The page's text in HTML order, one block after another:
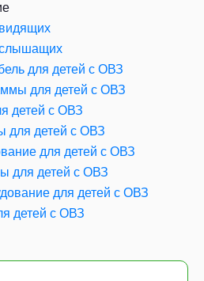
для детей с ОВЗ
для детей с ОВЗ
детей с ОВЗ
для детей с ОВЗ
для детей с ОВЗ
для детей с ОВЗ
для детей с ОВЗ
детей с ОВЗ